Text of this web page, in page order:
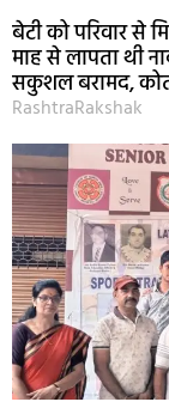
बेटी को परिवार से
माह से लापता थी
सकुशल बरामद,
RashtraRakshak